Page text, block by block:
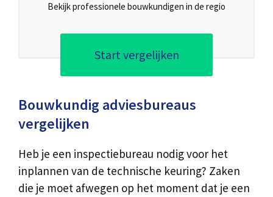
Bekijk professionele bouwkundigen in de regio
Start vergelijken
Bouwkundig adviesbureaus
vergelijken
Heb je een inspectiebureau nodig voor het
inplannen van de technische keuring? Zaken
die je moet afwegen op het moment dat je een